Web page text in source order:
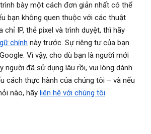
bày một cách đơn giản nhất có thể
bạn không quen thuộc với các thuật
chỉ IP, thẻ pixel và trình duyệt, thì hãy
chính này trước. Sự riêng tư của bạn
Vì vậy, cho dù bạn là người mới
người đã sử dụng lâu rồi, vui lòng dành
cách thực hành của chúng tôi – và nếu
nào, hãy liên hệ với chúng tôi.